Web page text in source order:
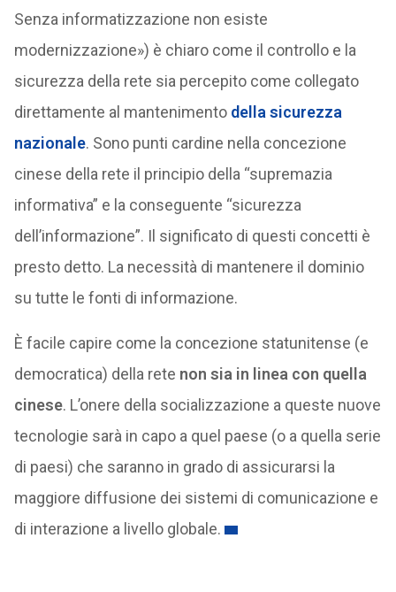
Senza informatizzazione non esiste
modernizzazione») è chiaro come il controllo e la
sicurezza della rete sia percepito come collegato
direttamente al mantenimento della sicurezza
nazionale. Sono punti cardine nella concezione
cinese della rete il principio della “supremazia
informativa” e la conseguente “sicurezza
dell’informazione”. Il significato di questi concetti è
presto detto. La necessità di mantenere il dominio
su tutte le fonti di informazione.
È facile capire come la concezione statunitense (e
democratica) della rete non sia in linea con quella
cinese. L’onere della socializzazione a queste nuove
tecnologie sarà in capo a quel paese (o a quella serie
di paesi) che saranno in grado di assicurarsi la
maggiore diffusione dei sistemi di comunicazione e
di interazione a livello globale.